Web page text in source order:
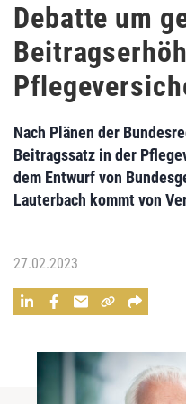
Debatte um
Nach Plänen der
Beitragssatz in der
dem Entwurf von
Lauterbach kommt von
27.02.2023